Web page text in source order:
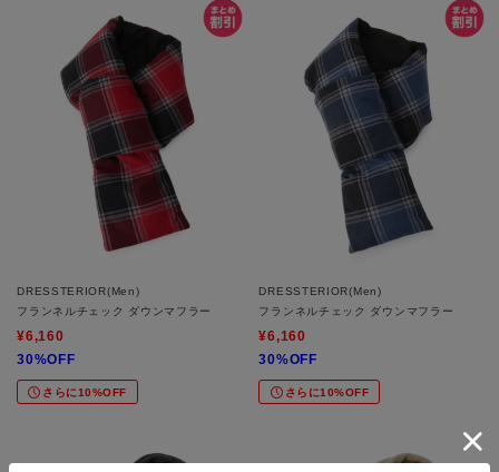
DRESSTERIOR(Men)
フランネルチェック ダウンマフラー
¥6,160
30%OFF
さらに10%OFF
DRESSTERIOR(Men)
フランネルチェック ダウンマフラー
¥6,160
30%OFF
さらに10%OFF